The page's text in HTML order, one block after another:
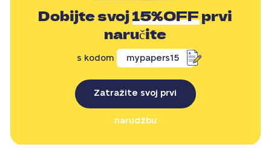
Dobijte svoj15%OFFprvi
naručite
s kodom mypapers15
Zatražite svoj prvi
narudžbu